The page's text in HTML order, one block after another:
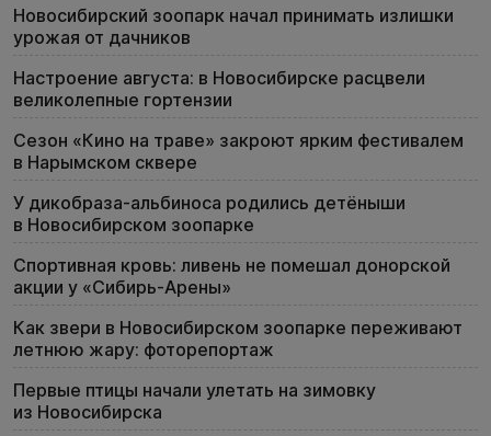
Новосибирский зоопарк начал принимать излишки
урожая от дачников
Настроение августа: в Новосибирске расцвели
великолепные гортензии
Сезон «Кино на траве» закроют ярким фестивалем
в Нарымском сквере
У дикобраза-альбиноса родились детёныши
в Новосибирском зоопарке
Спортивная кровь: ливень не помешал донорской
акции у «Сибирь-Арены»
Как звери в Новосибирском зоопарке переживают
летнюю жару: фоторепортаж
Первые птицы начали улетать на зимовку
из Новосибирска